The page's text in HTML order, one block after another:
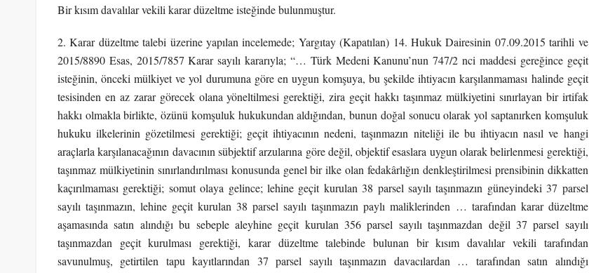
Bir kısım davalılar vekili karar düzeltme isteğinde bulunmuştur.
2. Karar düzeltme talebi üzerine yapılan incelemede; Yargıtay (Kapatılan) 14. Hukuk Dairesinin 07.09.2015 tarihli ve
2015/8890 Esas, 2015/7857 Karar sayılı kararıyla; “… Türk Medeni Kanunu’nun 747/2 nci maddesi gereğince geçit
isteğinin, önceki mülkiyet ve yol durumuna göre en uygun komşuya, bu şekilde ihtiyacın karşılanmaması halinde geçit
tesisinden en az zarar görecek olana yöneltilmesi gerektiği, zira geçit hakkı taşınmaz mülkiyetini sınırlayan bir irtifak
hakkı olmakla birlikte, özünü komşuluk hukukundan aldığından, bunun doğal sonucu olarak yol saptanırken komşuluk
hukuku ilkelerinin gözetilmesi gerektiği; geçit ihtiyacının nedeni, taşınmazın niteliği ile bu ihtiyacın nasıl ve hangi
araçlarla karşılanacağının davacının sübjektif arzularına göre değil, objektif esaslara uygun olarak belirlenmesi gerektiği,
taşınmaz mülkiyetinin sınırlandırılması konusunda genel bir ilke olan fedakârlığın denkleştirilmesi prensibinin dikkatten
kaçırılmaması gerektiği; somut olaya gelince; lehine geçit kurulan 38 parsel sayılı taşınmazın güneyindeki 37 parsel
sayılı taşınmazın, lehine geçit kurulan 38 parsel sayılı taşınmazın paylı maliklerinden … tarafından karar düzeltme
aşamasında satın alındığı bu sebeple aleyhine geçit kurulan 356 parsel sayılı taşınmazdan değil 37 parsel sayılı
taşınmazdan geçit kurulması gerektiği, karar düzeltme talebinde bulunan bir kısım davalılar vekili tarafından
savunulmuş, getirtilen tapu kayıtlarından 37 parsel sayılı taşınmazın davacılardan … tarafından satın alındığı